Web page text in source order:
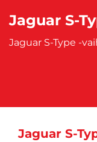
Jaguar S-
Jaguar S-